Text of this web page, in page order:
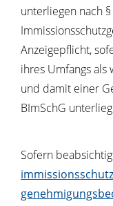
unterliegen nach
Anzeigepflicht,
ihres Umfangs als
und damit einer
BImSchG
Sofern